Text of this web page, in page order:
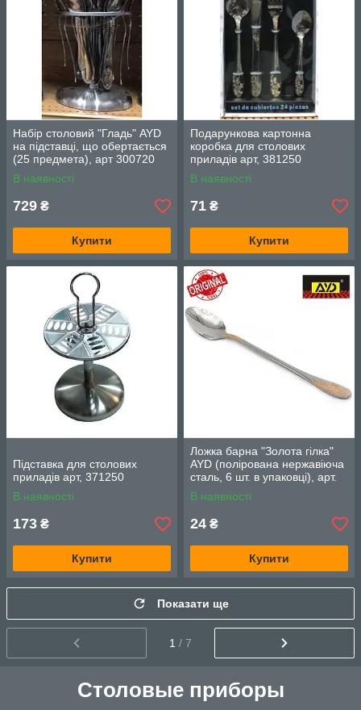
Набір столовий "Гладь" AYD
на підставці, що обертається
(25 предмета), арт 300720
В наявності
729 ₴
Купити
Подарункова картонна
коробка для столових
приладів арт, 381250
В наявності
71 ₴
Купити
Підставка для столових
приладів арт, 371250
В наявності
173 ₴
Купити
Ложка барна "Золота гілка"
AYD (полірована нержавіюча
сталь, 6 шт. в упаковці), арт.
162507
В наявності
24 ₴
Купити
Показати ще
1 / 7
Столовые приборы